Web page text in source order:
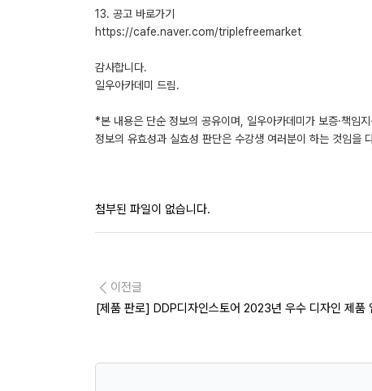
​13. 공고 바로가기
https://cafe.naver.com/triplefreemarket
감사합니다.
일우아카데미 드림.
*본 내용은 단순 정보의 공유이며, 일우아카데미가 보증·책임
정보의 유효성과 실효성 판단은 수강생 여러분이 하는 것임을
첨부된 파일이 없습니다.
이전글
[제품 판로] DDP디자인스토어 2023년 우수 디자인 제품